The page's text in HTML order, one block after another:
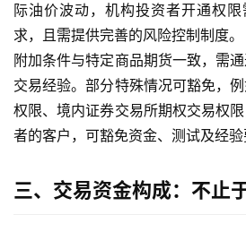
际油价波动，机构投资者开通权
求，且需提供完善的风险控制制度。
附加条件与特定商品期货一致，需
交易经验。部分特殊情况可豁免，
权限、境内证券交易所期权交易权
者的客户，可豁免资金、测试及经验
三、交易资金构成：不止